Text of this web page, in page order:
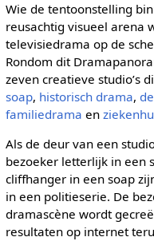
Wie de tentoonstelling
reusachtig visueel arena
televisiedrama op de
Rondom dit
zeven creatieve studio’s
soap, historisch drama,
familiedrama en
Als de deur van een
bezoeker letterlijk in een
cliffhanger in een soap
in een politieserie. De
dramascène wordt
resultaten op internet